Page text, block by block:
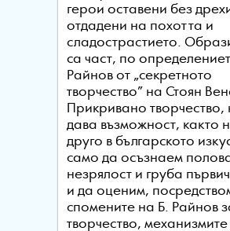
герои оставени без
отдадени на похотта и
сладострастието.
са част, по
Райнов от „секретното
творчество” на Стоян
Прикривано творчество,
дава възможност, както
друго в българското
само да осъзнаем
незрялост и груба
и да оценим,
спомените на Б. Райнов
творчество,